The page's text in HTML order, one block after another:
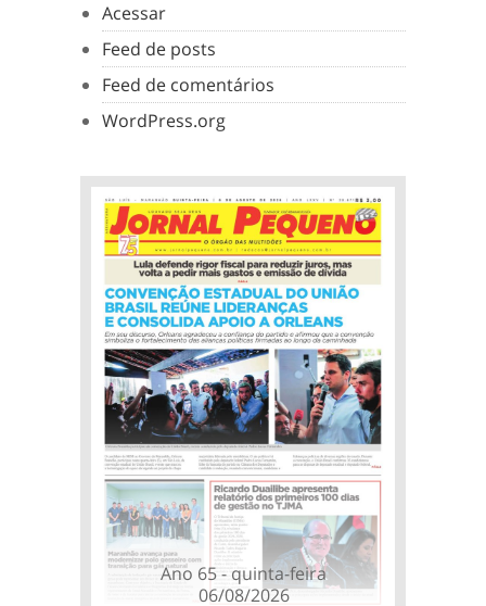
Acessar
Feed de posts
Feed de comentários
WordPress.org
Ano 65 - quinta-feira
06/08/2026